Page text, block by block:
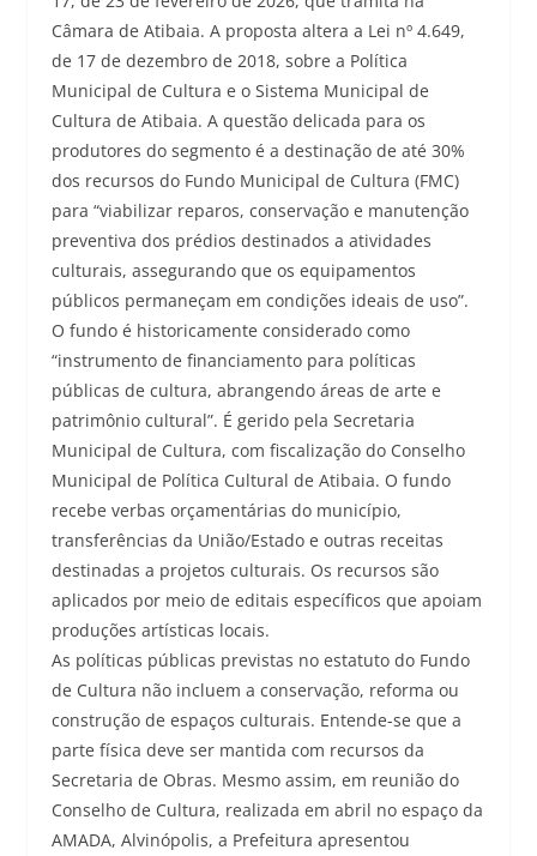
Câmara de Atibaia. A proposta altera a Lei nº 4.649,
de 17 de dezembro de 2018, sobre a Política
Municipal de Cultura e o Sistema Municipal de
Cultura de Atibaia. A questão delicada para os
produtores do segmento é a destinação de até 30%
dos recursos do Fundo Municipal de Cultura (FMC)
para “viabilizar reparos, conservação e manutenção
preventiva dos prédios destinados a atividades
culturais, assegurando que os equipamentos
públicos permaneçam em condições ideais de uso”.
O fundo é historicamente considerado como
“instrumento de financiamento para políticas
públicas de cultura, abrangendo áreas de arte e
patrimônio cultural”. É gerido pela Secretaria
Municipal de Cultura, com fiscalização do Conselho
Municipal de Política Cultural de Atibaia. O fundo
recebe verbas orçamentárias do município,
transferências da União/Estado e outras receitas
destinadas a projetos culturais. Os recursos são
aplicados por meio de editais específicos que apoiam
produções artísticas locais.
As políticas públicas previstas no estatuto do Fundo
de Cultura não incluem a conservação, reforma ou
construção de espaços culturais. Entende-se que a
parte física deve ser mantida com recursos da
Secretaria de Obras. Mesmo assim, em reunião do
Conselho de Cultura, realizada em abril no espaço da
AMADA, Alvinópolis, a Prefeitura apresentou